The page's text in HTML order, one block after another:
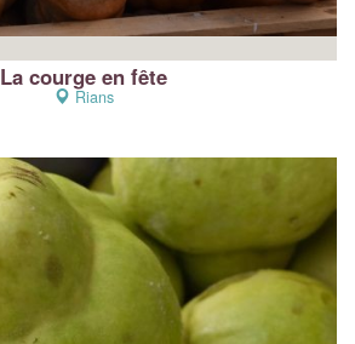
La courge en fête
Rians